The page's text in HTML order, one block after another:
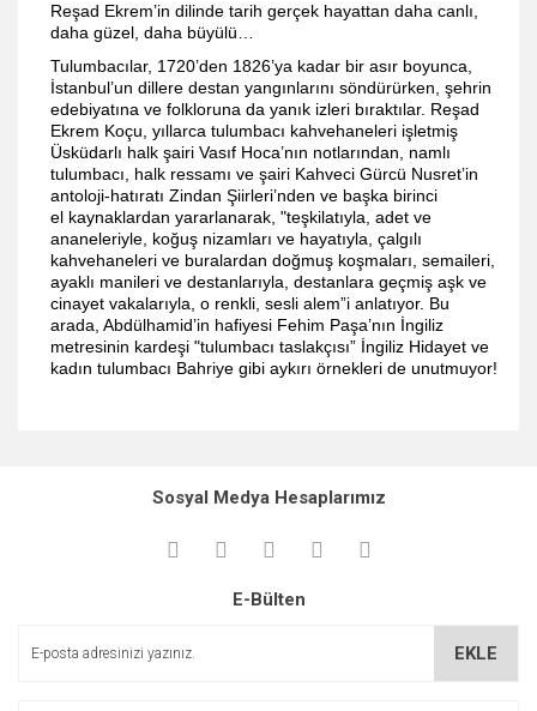
Reşad Ekrem’in dilinde tarih gerçek hayattan daha canlı,
daha güzel, daha büyülü…
Tulumbacılar, 1720’den 1826’ya kadar bir asır boyunca,
İstanbul’un dillere destan yangınlarını söndürürken, şehrin
edebiyatına ve folkloruna da yanık izleri bıraktılar. Reşad
Ekrem Koçu, yıllarca tulumbacı kahvehaneleri işletmiş
Üsküdarlı halk şairi Vasıf Hoca’nın notlarından, namlı
tulumbacı, halk ressamı ve şairi Kahveci Gürcü Nusret’in
antoloji-hatıratı Zindan Şiirleri’nden ve başka birinci
el kaynaklardan yararlanarak, "teşkilatıyla, adet ve
ananeleriyle, koğuş nizamları ve hayatıyla, çalgılı
kahvehaneleri ve buralardan doğmuş koşmaları, semaileri,
ayaklı manileri ve destanlarıyla, destanlara geçmiş aşk ve
cinayet vakalarıyla, o renkli, sesli alem”i anlatıyor. Bu
arada, Abdülhamid’in hafiyesi Fehim Paşa’nın İngiliz
metresinin kardeşi "tulumbacı taslakçısı” İngiliz Hidayet ve
kadın tulumbacı Bahriye gibi aykırı örnekleri de unutmuyor!
kullanarak tarafımıza iletebilirsiniz.
Görüş ve önerileriniz için teşekkür ederiz.
Ürün açıklamasında eksik bilgiler bulunuyor.
Sosyal Medya Hesaplarımız
E-Bülten
EKLE